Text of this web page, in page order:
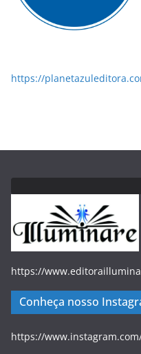
https://
https://
Conheça nosso
https://